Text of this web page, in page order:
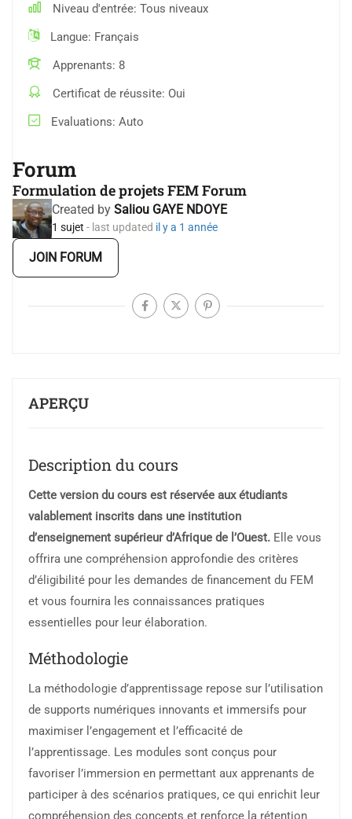
APERÇU
Description du cours
Cette version du cours est réservée aux étudiants
valablement inscrits dans une institution
d’enseignement supérieur d’Afrique de l’Ouest. Elle vous
offrira une compréhension approfondie des critères
d’éligibilité pour les demandes de financement du FEM
et vous fournira les connaissances pratiques
essentielles pour leur élaboration.
Méthodologie
La méthodologie d’apprentissage repose sur l’utilisation
de supports numériques innovants et immersifs pour
maximiser l’engagement et l’efficacité de
l’apprentissage. Les modules sont conçus pour
favoriser l’immersion en permettant aux apprenants de
participer à des scénarios pratiques, ce qui enrichit leur
compréhension des concepts et renforce la rétention
Niveau d'entrée Tous niveaux
Langue Français
Apprenants 8
Certificat de réussite Oui
Evaluations Auto
Forum
Formulation de projets FEM Forum
Created by Saliou GAYE NDOYE
1 sujet - last updated il y a 1 année
JOIN FORUM